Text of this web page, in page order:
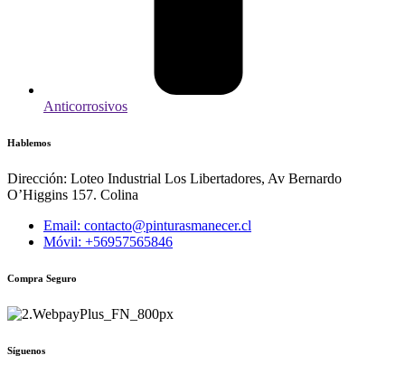
Anticorrosivos
Hablemos
Dirección: Loteo Industrial Los Libertadores, Av Bernardo
O’Higgins 157. Colina
Email: contacto@pinturasmanecer.cl
Móvil: +56957565846
Compra Seguro
Síguenos